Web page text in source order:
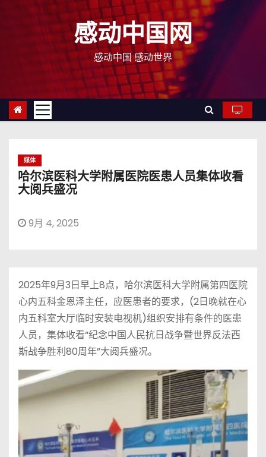
感动中国网
感动中国 感动世界
媒体
哈尔滨医科大学附属医院医患人员集体收看
大阅兵盛况
9月 4, 2025
2025年9月3日早上8点，哈尔滨医科大学附属第四医院
心内五科金恩泽主任，应医患者的要求，(2日晚就在心
内五科室大厅临时安装电视机)组织安排有条件的医患
人员，集体收看“纪念中国人民抗日战争暨世界反法西
斯战争胜利80周年”大阅兵盛况。